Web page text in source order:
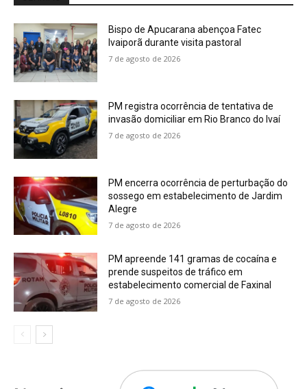
Bispo de Apucarana abençoa Fatec
Ivaiporã durante visita pastoral
7 de agosto de 2026
PM registra ocorrência de tentativa de
invasão domiciliar em Rio Branco do Ivaí
7 de agosto de 2026
PM encerra ocorrência de perturbação do
sossego em estabelecimento de Jardim
Alegre
7 de agosto de 2026
PM apreende 141 gramas de cocaína e
prende suspeitos de tráfico em
estabelecimento comercial de Faxinal
7 de agosto de 2026